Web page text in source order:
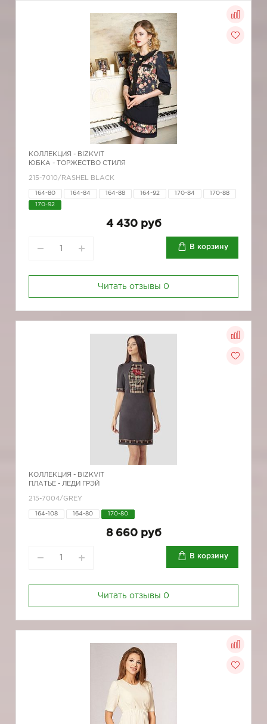
КОЛЛЕКЦИЯ - BIZKVIT
ЮБКА - ТОРЖЕСТВО СТИЛЯ
215-7010/RASHEL BLACK
164-80 164-84 164-88 164-92 170-84 170-88
170-92
4 430 руб
В корзину
Читать отзывы 0
КОЛЛЕКЦИЯ - BIZKVIT
ПЛАТЬЕ - ЛЕДИ ГРЭЙ
215-7004/GREY
164-108 164-80 170-80
8 660 руб
В корзину
Читать отзывы 0